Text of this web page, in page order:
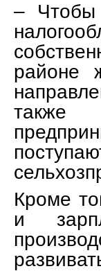
– Чтобы
районе
Кроме
и